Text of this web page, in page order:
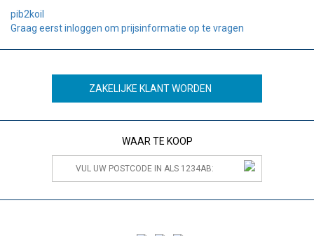
pib2koil
Graag eerst inloggen om prijsinformatie op te vragen
ZAKELIJKE KLANT WORDEN
WAAR TE KOOP